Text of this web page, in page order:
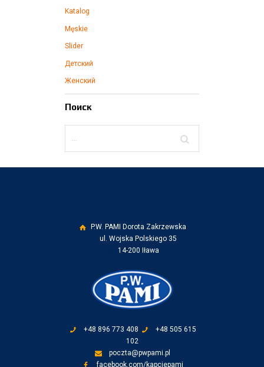
Katalog
Męskie
Slider
Детский
Женский
Поиск
P.W. PAMI Dorota Zakrzewska
ul. Wojska Polskiego 35
14-200 Iława
+48 896 773 408
+48 505 615
102
poczta@pwpami.pl
facebook.com/kapciepami